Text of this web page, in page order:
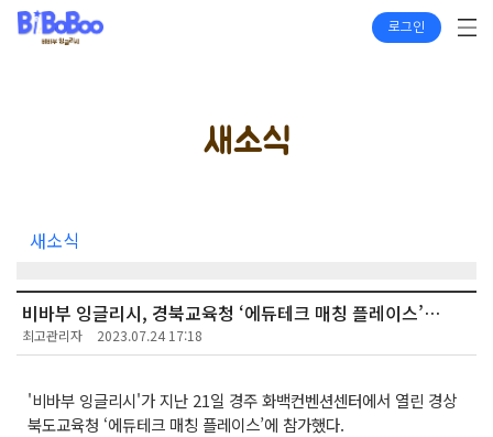
로그인
새소식
새소식
비바부 잉글리시, 경북교육청 ‘에듀테크 매칭 플레이스’…
최고관리자 2023.07.24 17:18
'비바부 잉글리시'가 지난 21일 경주 화백컨벤션센터에서 열린 경상
북도교육청 ‘에듀테크 매칭 플레이스’에 참가했다.